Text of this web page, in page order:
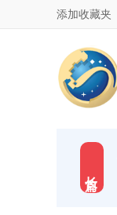
添加收藏夹